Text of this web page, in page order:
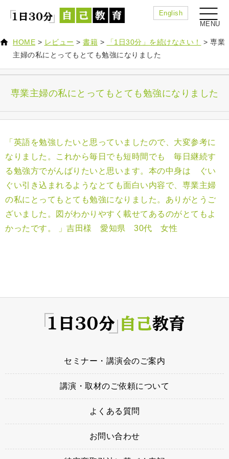
English
HOME > レビュー > 書籍 > 「1日30分」を続けなさい！ > 専業
主婦の私にとってもとても勉強になりました
専業主婦の私にとってもとても勉強になりました
「英語を勉強したいと思っていましたので、大変参考に
なりました。これから毎日でも短時間でも 毎日継続す
る勉強方でがんばりたいと思います。本の中身は ぐい
ぐい引き込まれるようなとても面白い内容で、専業主婦
の私にとってもとても勉強になりました。ありがとうご
ざいました。図がわかりやすく載せてあるのがとてもよ
かったです。 」吉田様 愛知県 30代 女性
セミナー・講演会のご案内
講演・取材のご依頼について
よくある質問
お問い合わせ